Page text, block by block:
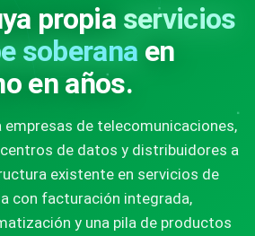
propia servicios
soberana en
en años.
empresas de telecomunicaciones,
centros de datos y distribuidores a
existente en servicios de
con facturación integrada,
y una pila de productos